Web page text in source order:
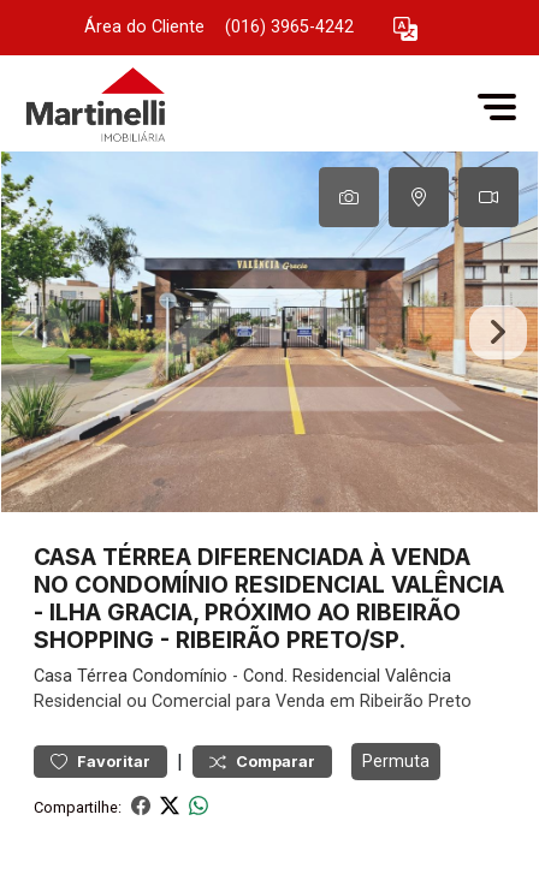
Área do Cliente (016) 3965-4242
CASA TÉRREA DIFERENCIADA À VENDA
NO CONDOMÍNIO RESIDENCIAL VALÊNCIA
- ILHA GRACIA, PRÓXIMO AO RIBEIRÃO
SHOPPING - RIBEIRÃO PRETO/SP.
Casa Térrea Condomínio - Cond. Residencial Valência
Residencial ou Comercial para Venda em Ribeirão Preto
Favoritar | Comparar Permuta
Compartilhe: